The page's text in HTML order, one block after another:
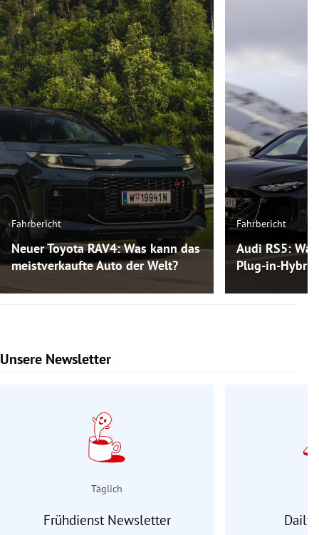
Fahrbericht
Neuer Toyota RAV4: Was kann das
meistverkaufte Auto der Welt?
Fahrbericht
Audi RS5:
Plug-in-
Unsere Newsletter
Slide 1 von 9
Täglich
Frühdienst Newsletter Daily